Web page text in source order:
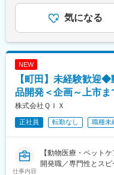
気になる
NEW
【町田】未経験歓迎
品開発＜企画～上市
株式会社ＱＩＸ
正社員 転勤なし 職種未
仕事内容
【動物医療・ペット
開発職／専門性とスピ